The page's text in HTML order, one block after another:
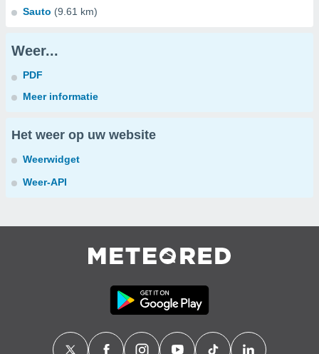
Sauto (9.61 km)
Weer...
PDF
Meer informatie
Het weer op uw website
Weerwidget
Weer-API